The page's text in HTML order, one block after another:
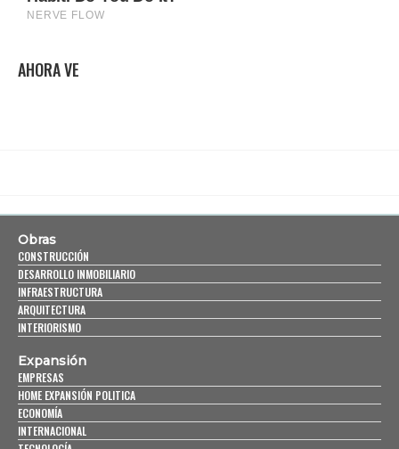
AHORA VE
Obras
CONSTRUCCIÓN
DESARROLLO INMOBILIARIO
INFRAESTRUCTURA
ARQUITECTURA
INTERIORISMO
Expansión
EMPRESAS
HOME EXPANSIÓN POLITICA
ECONOMÍA
INTERNACIONAL